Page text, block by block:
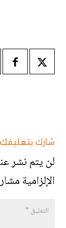
شارك بتعليقك
لن يتم نشر
الإلزامية